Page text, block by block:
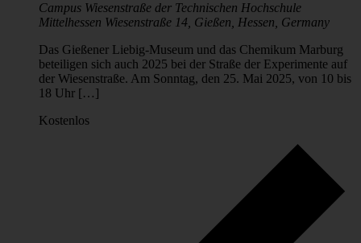
Campus Wiesenstraße der Technischen Hochschule
Mittelhessen Wiesenstraße 14, Gießen, Hessen, Germany
Das Gießener Liebig-Museum und das Chemikum Marburg
beteiligen sich auch 2025 bei der Straße der Experimente auf
der Wiesenstraße. Am Sonntag, den 25. Mai 2025, von 10 bis
18 Uhr […]
Kostenlos